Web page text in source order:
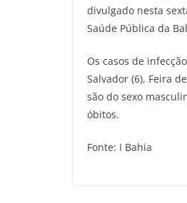
divulgado nesta
Saúde Pública da
Os casos de
Salvador (6), Feira
são do sexo
óbitos.
Fonte: I Bahia